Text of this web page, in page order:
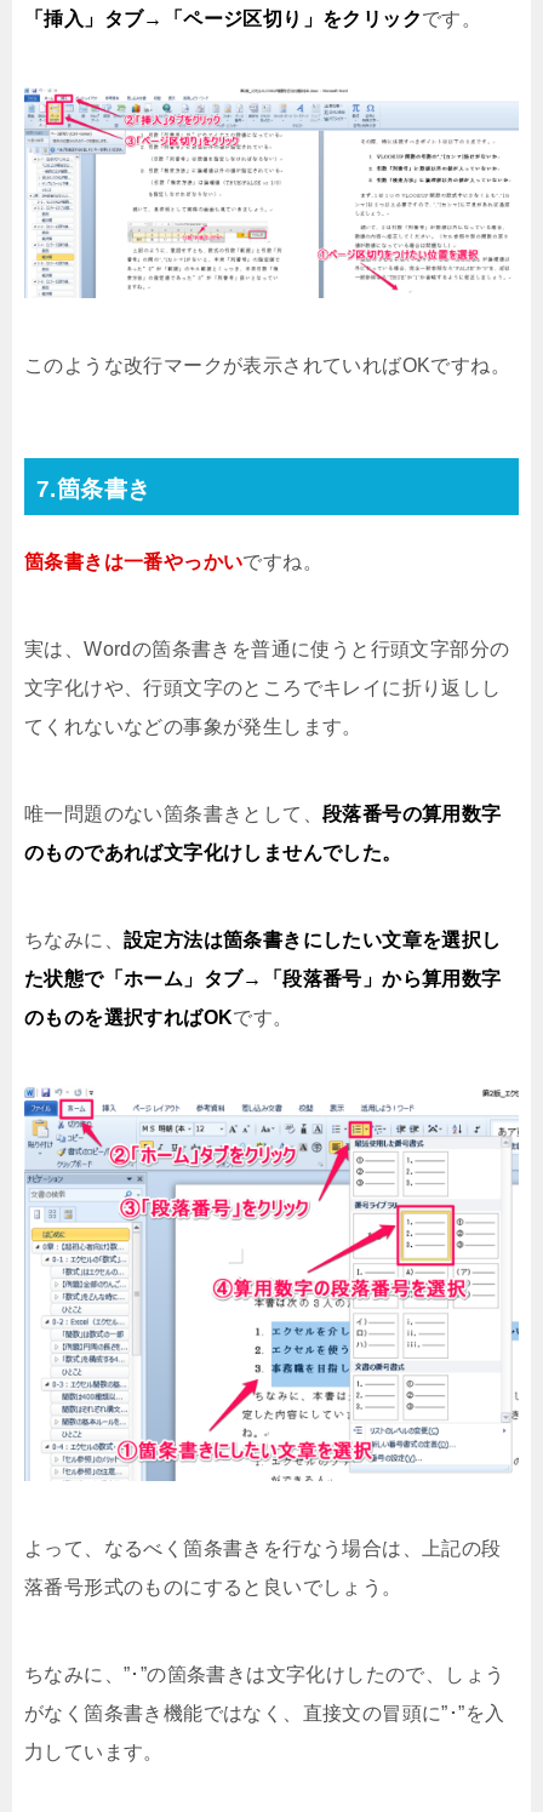
「挿入」タブ→「ページ区切り」をクリックです。
このような改行マークが表示されていればOKですね。
7.箇条書き
箇条書きは一番やっかいですね。
実は、Wordの箇条書きを普通に使うと行頭文字部分の
文字化けや、行頭文字のところでキレイに折り返しし
てくれないなどの事象が発生します。
唯一問題のない箇条書きとして、 段落番号の算用数字
のものであれば文字化けしませんでした。
ちなみに、 設定方法は箇条書きにしたい文章を選択し
た状態で「ホーム」タブ→「段落番号」から算用数字
のものを選択すればOKです。
よって、なるべく箇条書きを行なう場合は、上記の段
落番号形式のものにすると良いでしょう。
ちなみに、”･”の箇条書きは文字化けしたので、しょう
がなく箇条書き機能ではなく、直接文の冒頭に”･”を入
力しています。